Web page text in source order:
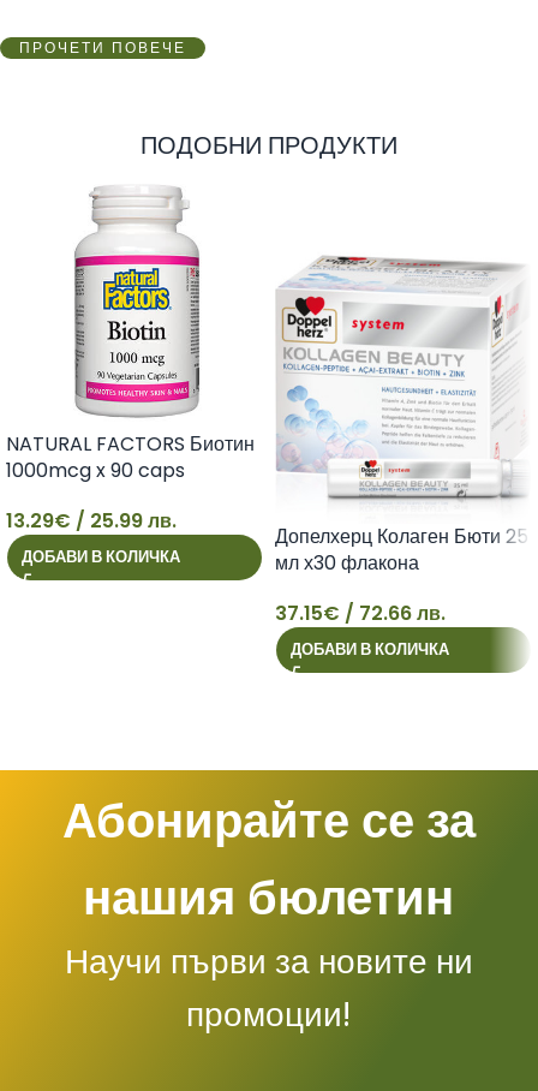
ПРОЧЕТИ ПОВЕЧЕ
ПОДОБНИ ПРОДУКТИ
13
NATURAL FACTORS Биотин
1000mcg x 90 caps
13.29€ / 25.99 лв.
ДОБАВИ В КОЛИЧКА
37
Допелхерц Колаген Бюти 25
мл х30 флакона
37.15€ / 72.66 лв.
ДОБАВИ В КОЛИЧКА
Абонирайте се за
нашия бюлетин
Научи първи за новите ни
промоции!